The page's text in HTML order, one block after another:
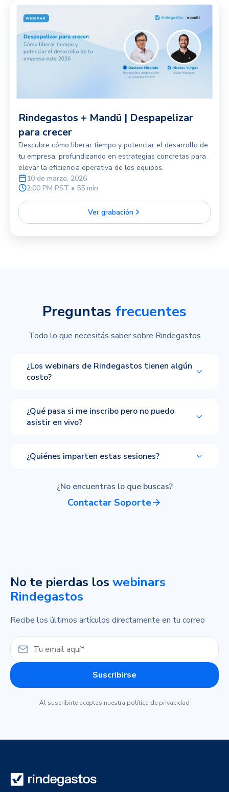
Rindegastos + Mandü | Despapelizar
para crecer
Descubre cómo liberar tiempo y potenciar el desarrollo de
tu empresa, profundizando en estrategias concretas para
elevar la eficiencia operativa de los equipos.
10 de marzo, 2026
2:00 PM PST • 55 min
Ver grabación
Preguntas frecuentes
Todo lo que necesitás saber sobre Rindegastos
¿Los webinars de Rindegastos tienen algún
costo?
¿Qué pasa si me inscribo pero no puedo
asistir en vivo?
¿Quiénes imparten estas sesiones?
¿No encuentras lo que buscas?
Contactar Soporte
No te pierdas los webinars
Rindegastos
Recibe los últimos artículos directamente en tu correo
Al suscribirte aceptas nuestra política de privacidad